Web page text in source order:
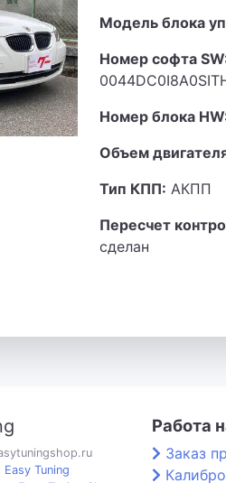
Модель блока
Номер софта
Номер блока
Объем
Тип КПП: АКПП
Пересчет
сделан
Easy Tuning
Работа
Заказ